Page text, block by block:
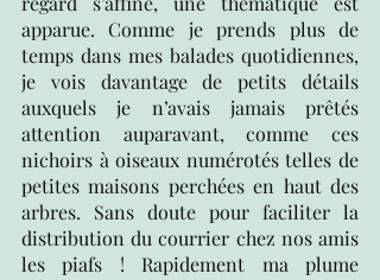
apparue. Comme je prends plus de
temps dans mes balades quotidiennes,
je vois davantage de petits détails
auxquels je n’avais jamais prêtés
attention auparavant, comme ces
nichoirs à oiseaux numérotés telles de
petites maisons perchées en haut des
arbres. Sans doute pour faciliter la
distribution du courrier chez nos amis
les piafs ! Rapidement ma plume